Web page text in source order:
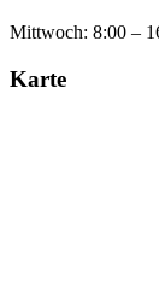
Mittwoch: 8:00 –
Karte